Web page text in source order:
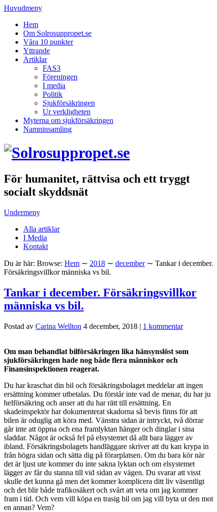
Huvudmeny
Hem
Om Solrosuppropet.se
Våra 10 punkter
Yttrande
Artiklar
FAS3
Föreningen
I media
Politik
Sjukförsäkringen
Ur verkligheten
Myterna om sjukförsäkringen
Namninsamling
För humanitet, rättvisa och ett tryggt
socialt skyddsnät
Undermeny
Alla artiklar
I Media
Kontakt
Du är här: Browse: Hem ∼ 2018 ∼ december ∼ Tankar i december.
Försäkringsvillkor människa vs bil.
Tankar i december. Försäkringsvillkor
människa vs bil.
Postad av Carina Wellton 4 december, 2018 | 1 kommentar
Om man behandlat bilförsäkringen lika hänsynslöst som
sjukförsäkringen hade nog både flera människor och
Finansinspektionen reagerat.
Du har kraschat din bil och försäkringsbolaget meddelar att ingen
ersättning kommer utbetalas. Du förstår inte vad de menar, du har ju
helförsäkring och anser att du har rätt till ersättning. En
skadeinspektör har dokumenterat skadorna så bevis finns för att
bilen är oduglig att köra med. Vänstra sidan är intryckt, två dörrar
går inte att öppna och ena framlyktan hänger och dinglar i sina
sladdar. Något är också fel på elsystemet då allt bara lägger av
ibland. Försäkringsbolagets handläggare skriver att du kan krypa in
från högra sidan och sätta dig på förarplatsen. Om du bara kör när
det är ljust ute kommer du inte sakna lyktan och om elsystemet
lägger av får du stanna till vid sidan av vägen. Du svarar att visst
skulle det kunna gå men det kommer komplicera ditt liv väsentligt
och det blir både trafikosäkert och svårt att veta om jag kommer
fram i tid. Och vem vill köpa en trasig bil om jag vill byta ut den mot
en annan? Vem?